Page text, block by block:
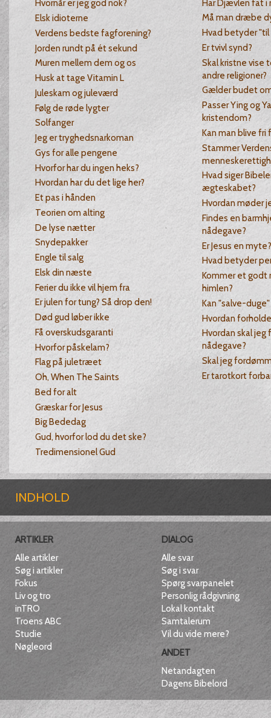
Hvornår er jeg god nok?
Elsk idioterne
Verdens bedste fagforening?
Jorden rundt på ét sekund
Muren mellem dem og os
Husk at tage Vitamin L
Juleskam og juleværd
Følg de røde lygter
Solfanger
Jeg er tryghedsnarkoman
Gys for alle pengene
Hvorfor har du ingen heks?
Hvordan har du det lige her?
Et pas i hånden
Teorien om alting
De lyse nætter
Snydepakker
Engle til salg
Elsk din næste
Ferier du ikke vil hjem fra
Er julen for tung? Så drop den!
Død gud løber ikke
Få overskudsgaranti
Hvorfor påskelam?
Flag på juletræet
Oh, When The Saints
Bed for alt
Græskar for Jesus
Big Bededag
Gud, hvorfor lod du det ske?
Tredimensionel Gud
Har Djævlen fat i
Må man dræbe
Hvad betyder "til
Er tvivl synd?
Skal kristne vise
andre religioner?
Gælder budet
Passer Ying og
kristendom?
Kan man blive fri
Stammer
Hvad siger
ægteskabet?
Hvordan møder
Findes en
nådegave?
Er Jesus en myte?
Hvad betyder
Kommer et godt
himlen?
Kan "salve-
Hvordan
Hvordan skal
nådegave?
Skal jeg
Er tarotkort
INDHOLD
ARTIKLER
Alle artikler
Søg i artikler
Fokus
Liv og tro
inTRO
Troens ABC
Studie
Nøgleord
DIALOG
Alle svar
Søg i svar
Spørg svarpanelet
Personlig rådgivning
Lokal kontakt
Samtalerum
Vil du vide mere?
ANDET
Netandagten
Dagens Bibelord